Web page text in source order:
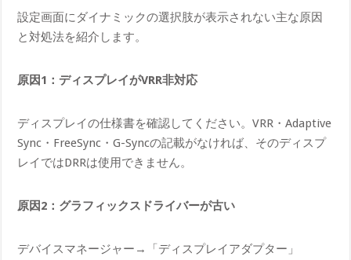
設定画面にダイナミックの選択肢が表示されない主な原因
と対処法を紹介します。
原因1：ディスプレイがVRR非対応
ディスプレイの仕様書を確認してください。VRR・Adaptive
Sync・FreeSync・G-Syncの記載がなければ、そのディスプ
レイではDRRは使用できません。
原因2：グラフィックスドライバーが古い
デバイスマネージャー→「ディスプレイアダプター」